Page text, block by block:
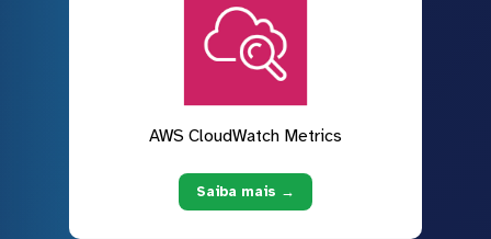
AWS CloudWatch Metrics
Saiba mais →